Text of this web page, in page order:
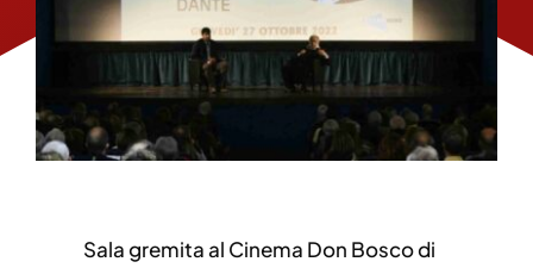
Sala gremita al Cinema Don Bosco di